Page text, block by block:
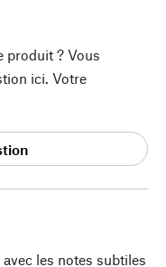
les notes subtiles
produit ? Vous
ici. Votre